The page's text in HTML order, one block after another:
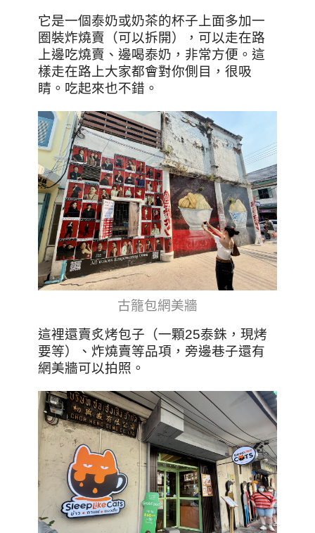
它是一個泰奶或奶茶的杯子上面多加一
圈裝炸燒賣（可以拆開），可以走在路
上邊吃燒賣、邊喝泰奶，非常方便。這
樣走在路上大家都會對你側目，很吸
睛。吃起來也不錯。
古籠包網美牆
這裡還賣炙烤包子（一顆25泰銖，現烤
要等）、炸燒賣等品項，旁邊巷子還有
網美牆可以拍照。